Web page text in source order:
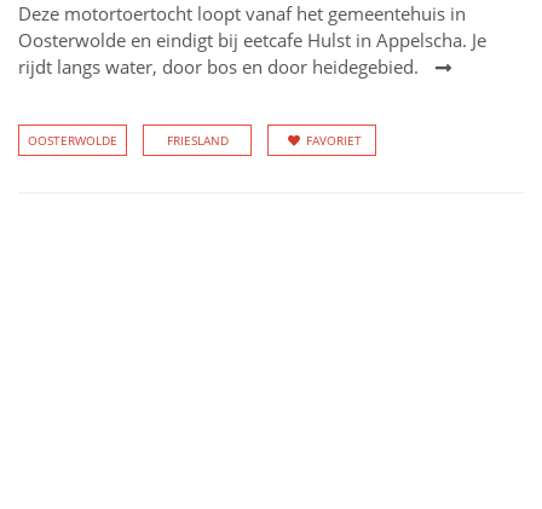
Deze motortoertocht loopt vanaf het gemeentehuis in
Oosterwolde en eindigt bij eetcafe Hulst in Appelscha. Je
rijdt langs water, door bos en door heidegebied.
OOSTERWOLDE FRIESLAND FAVORIET